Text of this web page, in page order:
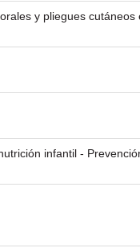
y pliegues
infantil -